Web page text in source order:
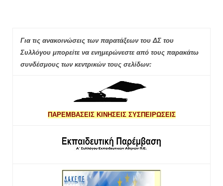
Για τις ανακοινώσεις των παρατάξεων του ΔΣ του
Συλλόγου μπορείτε να ενημερώνεστε από τους παρακάτω
συνδέσμους των κεντρικών τους σελίδων:
ΠΑΡΕΜΒΑΣΕΙΣ ΚΙΝΗΣΕΙΣ ΣΥΣΠΕΙΡΩΣΕΙΣ